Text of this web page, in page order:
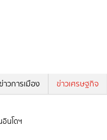
ข่าวการเมือง ข่าวเศรษฐกิจ
อินโดฯ